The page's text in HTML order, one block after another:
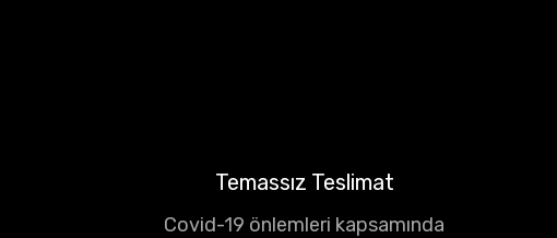
Temassız Teslimat
Covid-19 önlemleri kapsamında